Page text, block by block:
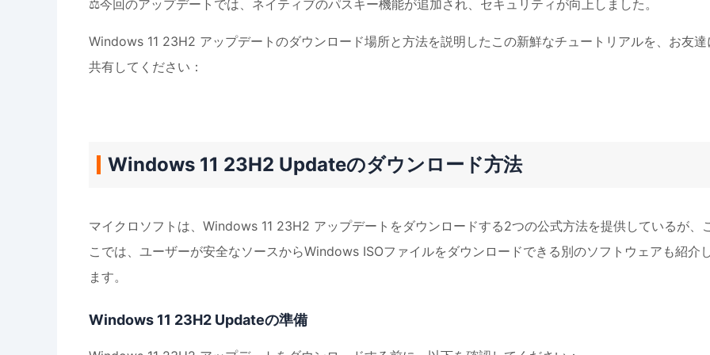
⚖️今回のアップデートでは、ネイティブのパスキー機能が追加され、セキュリティが向上しました。
Windows 11 23H2 アップデートのダウンロード場所と方法を説明したこの新鮮なチュートリアルを、お友達
共有してください：
Windows 11 23H2 Updateのダウンロード方法
マイクロソフトは、Windows 11 23H2 アップデートをダウンロードする2つの公式方法を提供しているが、
こでは、ユーザーが安全なソースからWindows ISOファイルをダウンロードできる別のソフトウェアも紹介
ます。
Windows 11 23H2 Updateの準備